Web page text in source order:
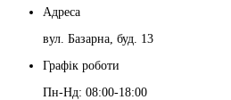
Адреса
вул. Базарна, буд. 13
Графік роботи
Пн-Нд: 08:00-18:00